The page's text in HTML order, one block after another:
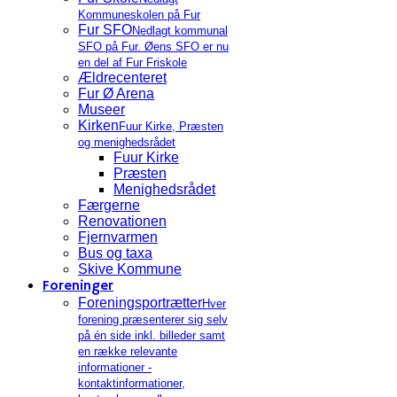
Kommuneskolen på Fur
Fur SFONedlagt kommunal
SFO på Fur. Øens SFO er nu
en del af Fur Friskole
Ældrecenteret
Fur Ø Arena
Museer
Kirken Fuur Kirke, Præsten
og menighedsrådet
Fuur Kirke
Præsten
Menighedsrådet
Færgerne
Renovationen
Fjernvarmen
Bus og taxa
Skive Kommune
Foreninger
ForeningsportrætterHver
forening præsenterer sig selv
på én side inkl. billeder samt
en række relevante
informationer -
kontaktinformationer,